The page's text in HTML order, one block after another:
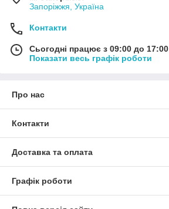
Запоріжжя, Україна
Контакти
Сьогодні працює з 09:00 до 17:00
Показати весь графік роботи
Про нас
Контакти
Доставка та оплата
Графік роботи